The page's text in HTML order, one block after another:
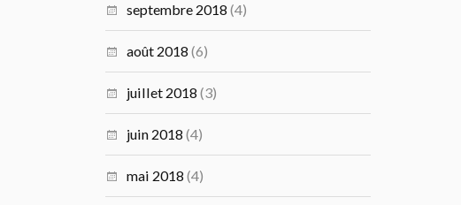
septembre 2018 (4)
août 2018 (6)
juillet 2018 (3)
juin 2018 (4)
mai 2018 (4)